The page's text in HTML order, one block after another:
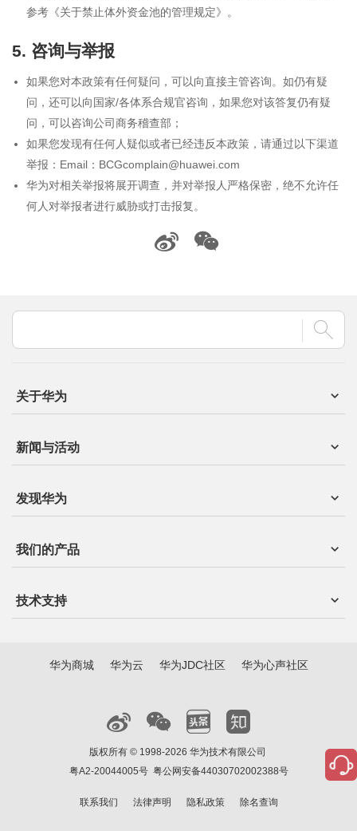
参考《关于禁止体外资金池的管理规定》。
5. 咨询与举报
如果您对本政策有任何疑问，可以向直接主管咨询。如仍有疑
问，还可以向国家/各体系合规官咨询，如果您对该答复仍有疑
问，可以咨询公司商务稽查部；
如果您发现有任何人疑似或者已经违反本政策，请通过以下渠道
举报：Email：BCGcomplain@huawei.com
华为对相关举报将展开调查，并对举报人严格保密，绝不允许任
何人对举报者进行威胁或打击报复。
关于华为
新闻与活动
发现华为
我们的产品
技术支持
华为商城 华为云 华为JDC社区 华为心声社区
版权所有 © 1998-2026 华为技术有限公司
粤A2-20044005号 粤公网安备44030702002388号
联系我们 法律声明 隐私政策 除名查询